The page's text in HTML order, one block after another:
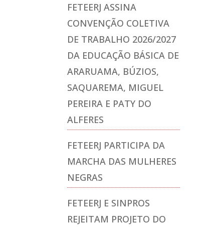
FETEERJ ASSINA
CONVENÇÃO COLETIVA
DE TRABALHO 2026/2027
DA EDUCAÇÃO BÁSICA DE
ARARUAMA, BÚZIOS,
SAQUAREMA, MIGUEL
PEREIRA E PATY DO
ALFERES
FETEERJ PARTICIPA DA
MARCHA DAS MULHERES
NEGRAS
FETEERJ E SINPROS
REJEITAM PROJETO DO